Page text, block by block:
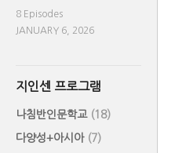
8 Episodes
JANUARY 6, 2026
지인센 프로그램
나침반인문학교 (18)
다양성+아시아 (7)